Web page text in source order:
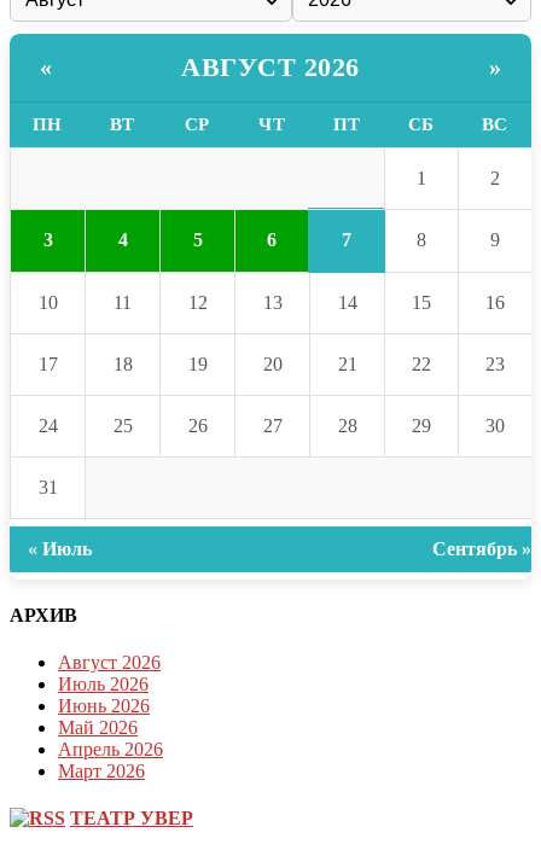
« АВГУСТ 2026 »
ПН ВТ СР ЧТ ПТ СБ ВС
1 2
3 4 5 6 7 8 9
10 11 12 13 14 15 16
17 18 19 20 21 22 23
24 25 26 27 28 29 30
31
« Июль Сентябрь »
АРХИВ
Август 2026
Июль 2026
Июнь 2026
Май 2026
Апрель 2026
Март 2026
ТЕАТР УВЕР